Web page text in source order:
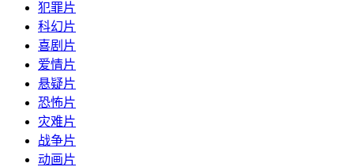
犯罪片
科幻片
喜剧片
爱情片
悬疑片
恐怖片
灾难片
战争片
动画片